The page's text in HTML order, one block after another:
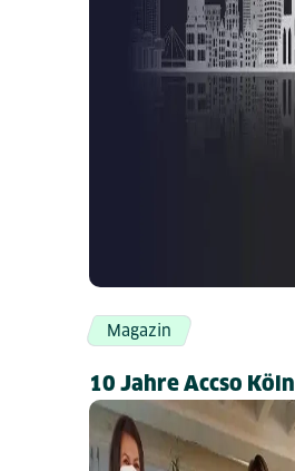
Magazin
10 Jahre Accso Köln